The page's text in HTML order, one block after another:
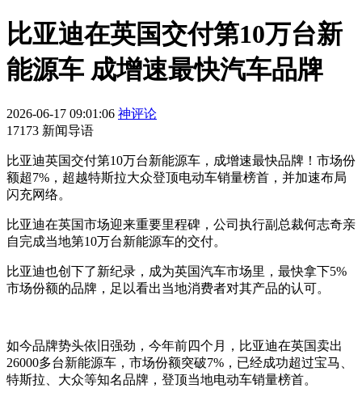
比亚迪在英国交付第10万台新
能源车 成增速最快汽车品牌
2026-06-17 09:01:06 神评论
17173 新闻导语
比亚迪英国交付第10万台新能源车，成增速最快品牌！市场份
额超7%，超越特斯拉大众登顶电动车销量榜首，并加速布局
闪充网络。
比亚迪在英国市场迎来重要里程碑，公司执行副总裁何志奇亲
自完成当地第10万台新能源车的交付。
比亚迪也创下了新纪录，成为英国汽车市场里，最快拿下5%
市场份额的品牌，足以看出当地消费者对其产品的认可。
如今品牌势头依旧强劲，今年前四个月，比亚迪在英国卖出
26000多台新能源车，市场份额突破7%，已经成功超过宝马、
特斯拉、大众等知名品牌，登顶当地电动车销量榜首。